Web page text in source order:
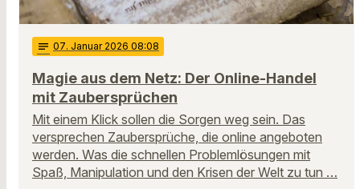
notes 07. Januar 2026 08:08
Magie aus dem Netz: Der Online-Handel
mit Zaubersprüchen
Mit einem Klick sollen die Sorgen weg sein. Das
versprechen Zaubersprüche, die online angeboten
werden. Was die schnellen Problemlösungen mit
Spaß, Manipulation und den Krisen der Welt zu tun …